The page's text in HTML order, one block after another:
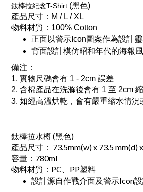
鈦棒拉紀念T-Shirt (黑色)
產品尺寸：M / L / XL
物料材質：100% Cotton
正面以警示Icon圖案作為設計
背面設計模仿昭和年代的海報
備注：
1. 實物尺碼會有 1 - 2cm 誤差
​2. 含棉產品在洗滌後會有 1 至 2cm
3. 如經高溫烘乾，會有嚴重縮水情況
鈦棒拉水樽 (黑色)
產品尺寸： 73.5mm(w) x 73.5 mm(d)
容量：780ml
物料材質：PC、PP塑料
設計源自作戰介面及警示Icon